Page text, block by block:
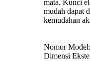
mata. Kunci
mudah dapat
kemudahan
Nomor
Dimensi